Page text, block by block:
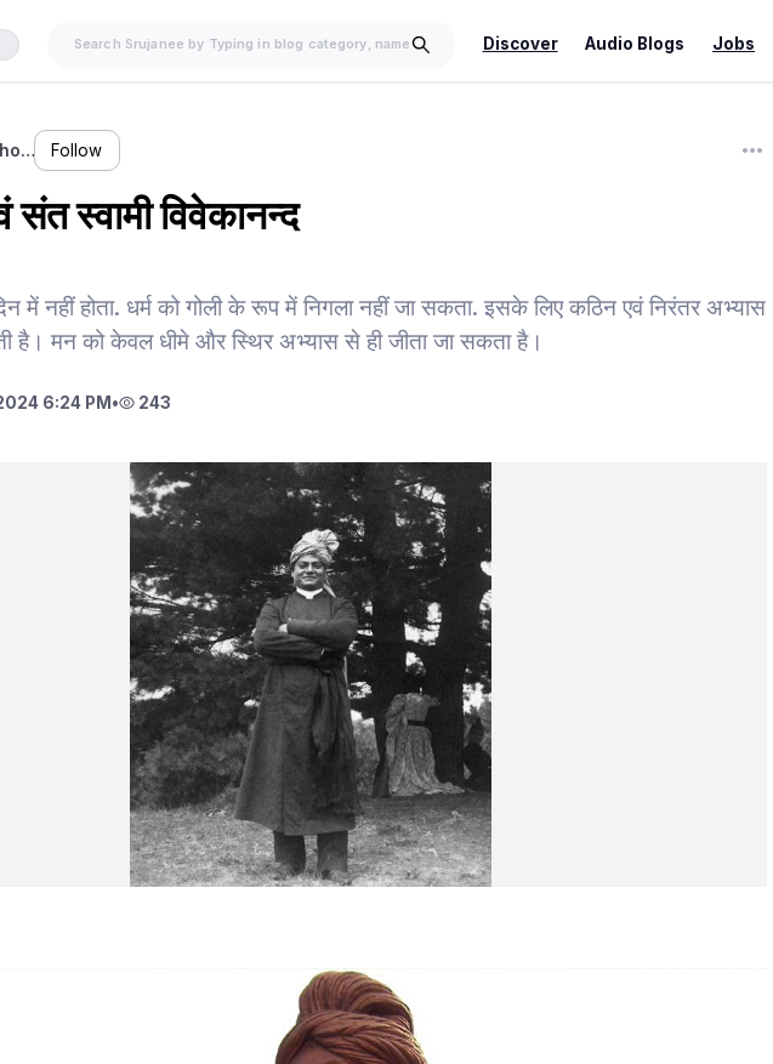
Discover Audio Blogs Jobs
Follow
संत स्वामी विवेकानन्द
में नहीं होता. धर्म को गोली के रूप में निगला नहीं जा सकता. इसके लिए कठिन एवं निरंतर अभ्यास
है। मन को केवल धीमे और स्थिर अभ्यास से ही जीता जा सकता है।
6:24 PM • 243